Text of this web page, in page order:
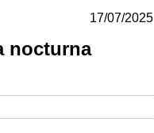
17/07/2025
nocturna